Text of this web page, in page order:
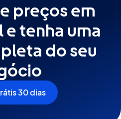
preços em
tenha uma
do seu
30 dias